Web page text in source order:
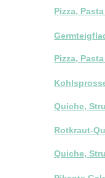
Pizza,
Pizza,
Quiche,
Rotkraut-
Quiche,